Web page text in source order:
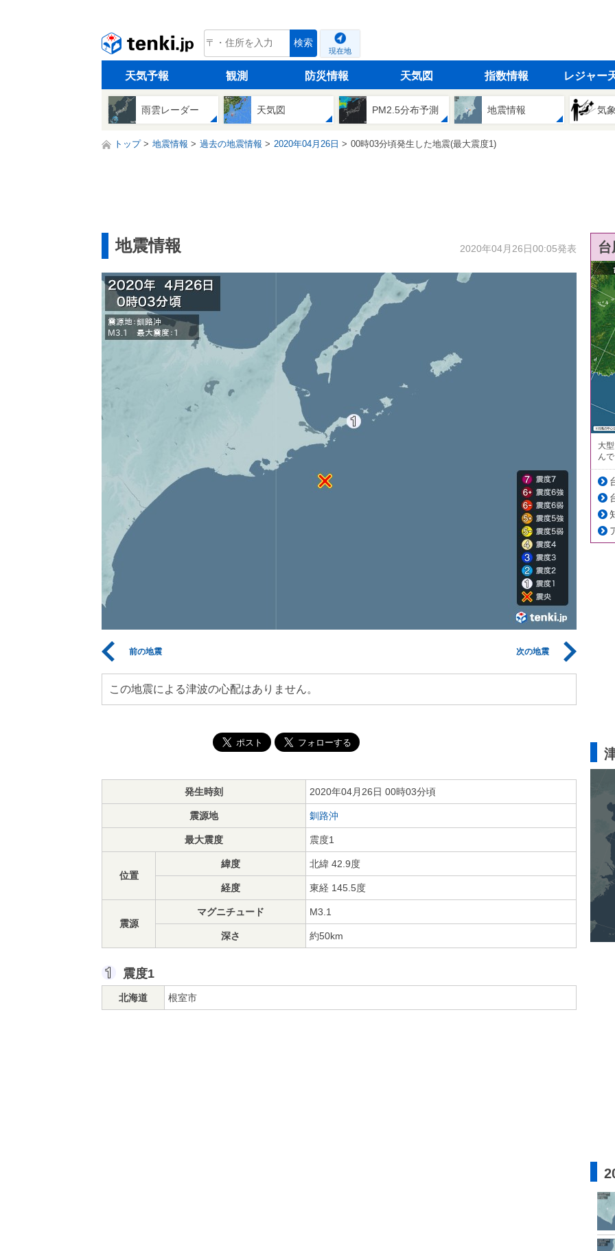
tenki.jp 検索
現在地
天気予報 観測 防災情報 天気図 指数情報 レジャー
雨雲レーダー 天気図 PM2.5分布予測 地震情報 気
トップ 地震情報 過去の地震情報 2020年04月26日 00時03分頃発生した地震(最大震度1)
地震情報 2020年04月26日00:05発表
前の地震 次の地震
この地震による津波の心配はありません。
発生時刻 2020年04月26日 00時03分頃
震源地 釧路沖
最大震度 震度1
位置
緯度 北緯 42.9度
経度 東経 145.5度
震源
マグニチュード M3.1
深さ 約50km
震度1
北海道 根室市
大
ん